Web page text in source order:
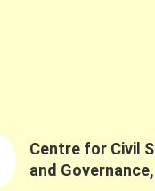
Centre for Civil
and